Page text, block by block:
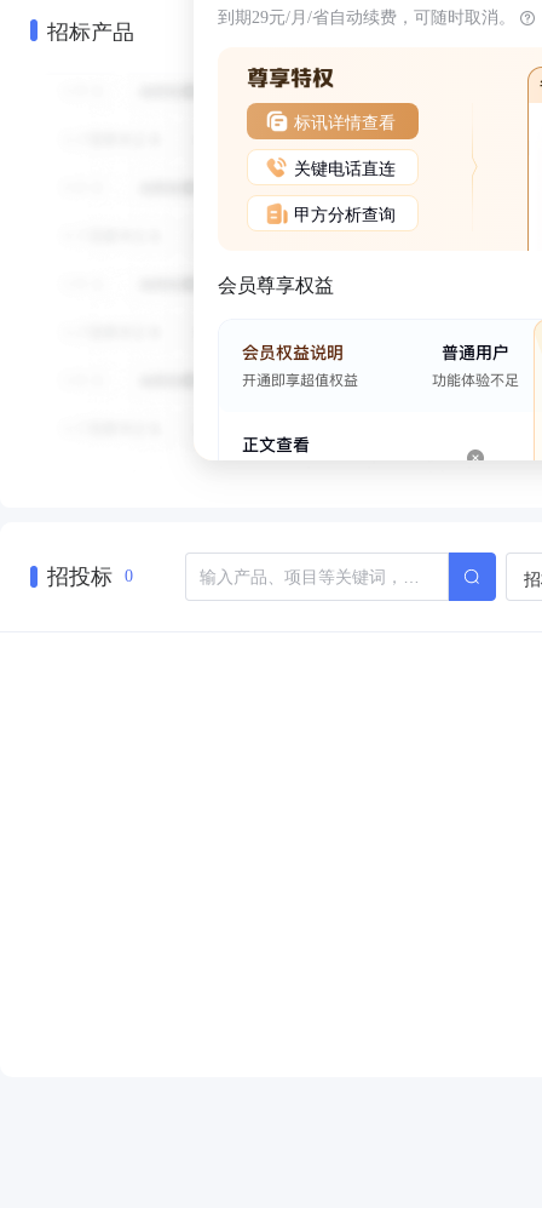
招标产品 到期29元/月/省自动续费，可随时取消。
标讯详情查看
关键电话直连
甲方分析查询
会员尊享权益
招投标 0